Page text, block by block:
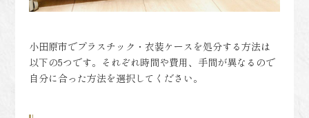
小田原市でプラスチック・衣装ケースを処分する方法は
以下の5つです。それぞれ時間や費用、手間が異なるので
自分に合った方法を選択してください。